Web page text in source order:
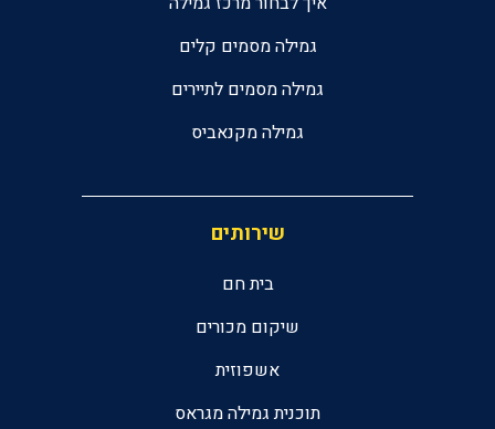
גמילה מסמים קלים
גמילה מסמים לתיירים
גמילה מקנאביס
שירותים
בית חם
שיקום מכורים
אשפוזית
תוכנית גמילה מגראס